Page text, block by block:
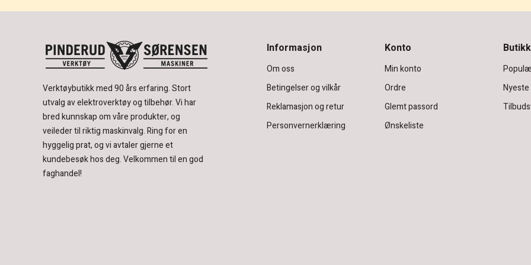
Verktøybutikk med 90 års erfaring.Stort
utvalg av elektroverktøy og tilbehør.Vi har
bred kunnskap om våre produkter, og
veileder til riktig maskinvalg. Ring for en
hyggelig prat, og vi avtaler gjerne et
kundebesøk hos deg.Velkommen til en god
faghandel!
Informasjon
Om oss
Betingelser og vilkår
Reklamasjon og retur
Personvernerklæring
Konto
Min konto
Ordre
Glemt passord
Ønskeliste
Butikk